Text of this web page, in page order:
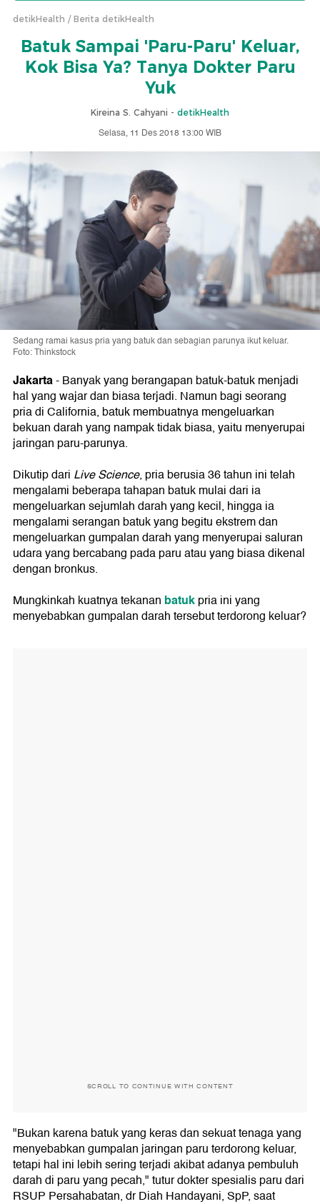
detikHealth Berita detikHealth
Batuk Sampai 'Paru-Paru' Keluar,
Kok Bisa Ya? Tanya Dokter Paru
Yuk
Kireina S. Cahyani - detikHealth
Selasa, 11 Des 2018 13:00 WIB
Sedang ramai kasus pria yang batuk dan sebagian parunya ikut keluar.
Foto: Thinkstock
Jakarta- Banyak yang berangapan batuk-batuk menjadi
hal yang wajar dan biasa terjadi. Namun bagi seorang
pria di California, batuk membuatnya mengeluarkan
bekuan darah yang nampak tidak biasa, yaitu menyerupai
jaringan paru-parunya.
Dikutip dari Live Science, pria berusia 36 tahun ini telah
mengalami beberapa tahapan batuk mulai dari ia
mengeluarkan sejumlah darah yang kecil, hingga ia
mengalami serangan batuk yang begitu ekstrem dan
mengeluarkan gumpalan darah yang menyerupai saluran
udara yang bercabang pada paru atau yang biasa dikenal
dengan bronkus.
Mungkinkah kuatnya tekanan batukpria ini yang
menyebabkan gumpalan darah tersebut terdorong keluar?
SCROLL TO CONTINUE WITH CONTENT
"Bukan karena batuk yang keras dan sekuat tenaga yang
menyebabkan gumpalan jaringan paru terdorong keluar,
tetapi hal ini lebih sering terjadi akibat adanya pembuluh
darah di paru yang pecah," tutur dokter spesialis paru dari
RSUP Persahabatan, dr Diah Handayani, SpP, saat